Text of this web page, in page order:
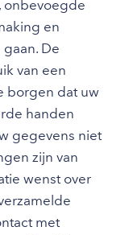
onbevoegde
en
De
van een
borgen dat uw
handen
gegevens niet
zijn van
wenst over
met